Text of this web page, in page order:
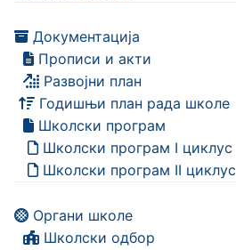
Документација
Прописи и акти
Развојни план
Годишњи план рада школе
Школски програм
Школски програм I циклус
Школски програм II циклус
Органи школе
Школски одбор